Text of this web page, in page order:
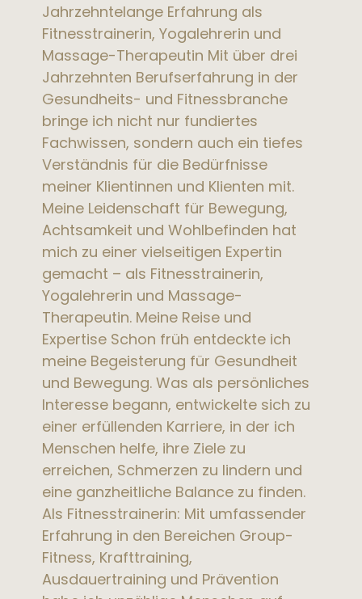
Jahrzehntelange Erfahrung als
Fitnesstrainerin, Yogalehrerin und
Massage-Therapeutin Mit über drei
Jahrzehnten Berufserfahrung in der
Gesundheits- und Fitnessbranche
bringe ich nicht nur fundiertes
Fachwissen, sondern auch ein tiefes
Verständnis für die Bedürfnisse
meiner Klientinnen und Klienten mit.
Meine Leidenschaft für Bewegung,
Achtsamkeit und Wohlbefinden hat
mich zu einer vielseitigen Expertin
gemacht – als Fitnesstrainerin,
Yogalehrerin und Massage-
Therapeutin. Meine Reise und
Expertise Schon früh entdeckte ich
meine Begeisterung für Gesundheit
und Bewegung. Was als persönliches
Interesse begann, entwickelte sich zu
einer erfüllenden Karriere, in der ich
Menschen helfe, ihre Ziele zu
erreichen, Schmerzen zu lindern und
eine ganzheitliche Balance zu finden.
Als Fitnesstrainerin: Mit umfassender
Erfahrung in den Bereichen Group-
Fitness, Krafttraining,
Ausdauertraining und Prävention